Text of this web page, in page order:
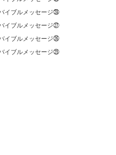
イブルメッセージ㉘
イブルメッセージ㉗
イブルメッセージ㉖
イブルメッセージ㉕